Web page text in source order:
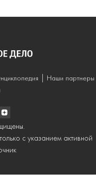
Наши партнеры
с указанием активной